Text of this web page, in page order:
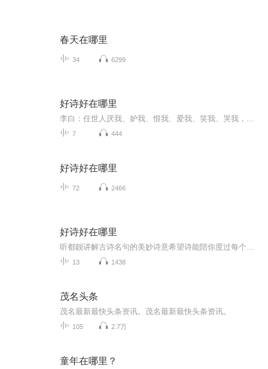
春天在哪里
34 6299
好诗好在哪里
7 444
好诗好在哪里
72 2466
好诗好在哪里
13 1438
茂名头条
茂名最新最快头条资讯。茂名最新最快头条资讯。
105 2.7万
童年在哪里？